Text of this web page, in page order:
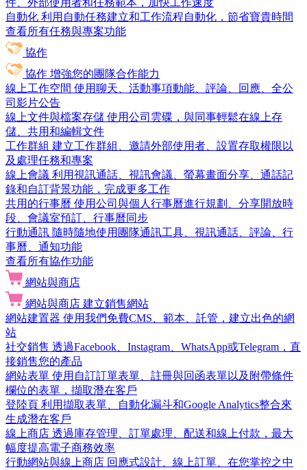
件、外部使用者和任務範本，加快工作速度
自動化 利用自動任務建立和工作流程自動化，節省寶貴時間
查看所有任務與專案功能
協作
協作 增強您的團隊合作能力
線上工作空間 使用聊天、活動事項動能、評論、回應、全公
司影片公告
線上文件與檔案存儲 使用公司雲碟，與同事輕鬆在線上存
儲、共用和編輯文件
工作群組 建立工作群組、邀請外部使用者、設置存取權限以
及處理任務和專案
線上會議 利用視訊通話、視訊會議、螢幕畫面分享、通話記
錄和自訂背景功能，完成更多工作
共用的行事曆 使用公司與個人行事曆進行規劃、分享開放時
段、會議室預訂、行事曆同步
行動通訊 隨時隨地使用團隊通訊工具、視訊通話、評論、行
事曆、通知功能
查看所有協作功能
網站與商店
網站與商店 建立銷售網站
網站建置器 使用我們免費CMS、範本、託管，建立出色的網
站
社交銷售 透過Facebook、Instagram、WhatsApp或Telegram，直
接銷售您的產品
網站表單 使用自訂訂單表單、註冊與回函表單以及附帶條件
欄位的表單，擷取潛在客戶
登陸頁 利用擷取表單、自動化漏斗和Google Analytics整合來
生成潛在客戶
線上商店 透過庫存管理、訂單處理、配送和線上付款，最大
幅度提高電子商務效率
行動網站與線上商店 回應式設計、線上訂單、在您掌控之中